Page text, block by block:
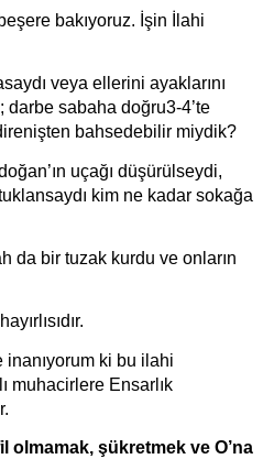
bakıyoruz. İşin İlahi
veya ellerini ayaklarını
darbe sabaha doğru3-4’te
bahsedebilir miydik?
uçağı düşürülseydi,
kim ne kadar sokağa
da bir tuzak kurdu ve onların
ki bu ilahi
muhacirlere Ensarlık
olmamak, şükretmek ve O’na